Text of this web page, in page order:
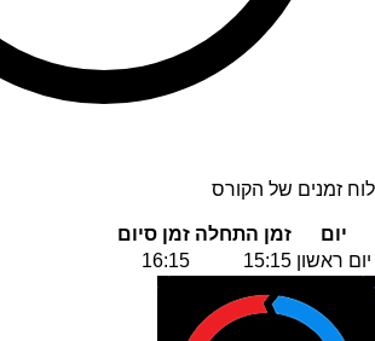
לוח זמנים של הקורס
יום זמן התחלה זמן סיום
יום ראשון 15:15
16:15